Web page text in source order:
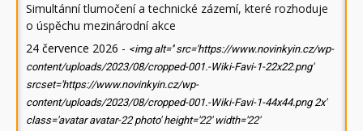
Simultánní tlumočení a technické zázemí, které rozhoduje
o úspěchu mezinárodní akce
24 července 2026 - <img alt='' src='https://www.novinkyin.cz/wp-
content/uploads/2023/08/cropped-001.-Wiki-Favi-1-22x22.png'
srcset='https://www.novinkyin.cz/wp-
content/uploads/2023/08/cropped-001.-Wiki-Favi-1-44x44.png 2x'
class='avatar avatar-22 photo' height='22' width='22'